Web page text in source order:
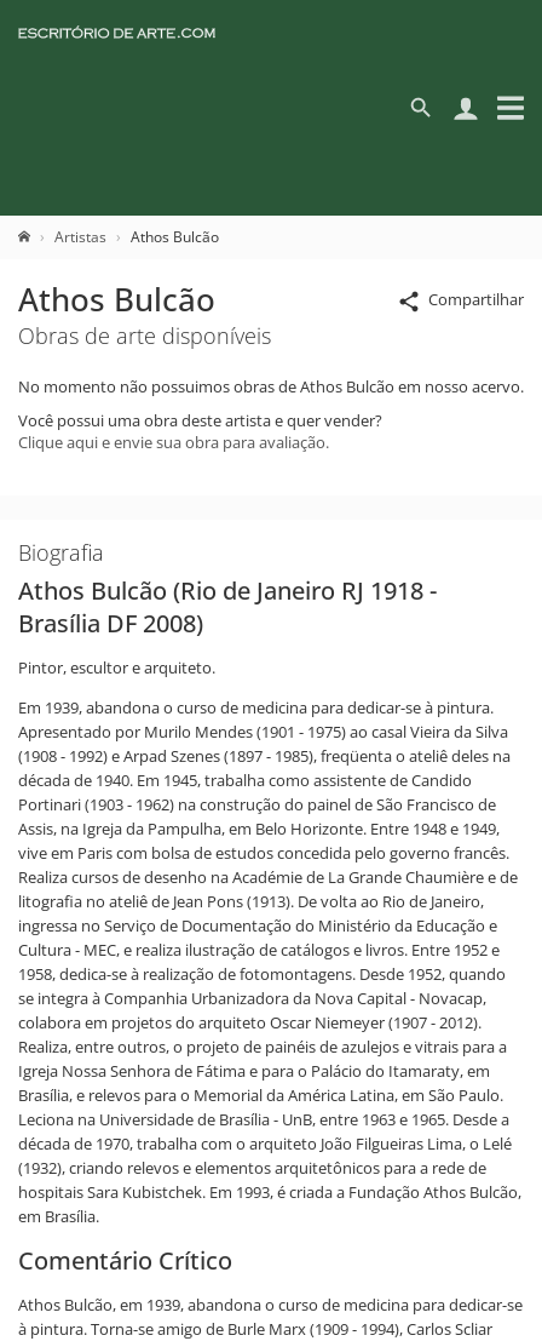
Artistas Athos Bulcão
Compartilhar
Athos Bulcão
Obras de arte disponíveis
No momento não possuimos obras de Athos Bulcão em nosso acervo.
Você possui uma obra deste artista e quer vender?
Clique aqui e envie sua obra para avaliação.
Biografia
Athos Bulcão (Rio de Janeiro RJ 1918 -
Brasília DF 2008)
Pintor, escultor e arquiteto.
Em 1939, abandona o curso de medicina para dedicar-se à pintura.
Apresentado por Murilo Mendes (1901 - 1975) ao casal Vieira da Silva
(1908 - 1992) e Arpad Szenes (1897 - 1985), freqüenta o ateliê deles na
década de 1940. Em 1945, trabalha como assistente de Candido
Portinari (1903 - 1962) na construção do painel de São Francisco de
Assis, na Igreja da Pampulha, em Belo Horizonte. Entre 1948 e 1949,
vive em Paris com bolsa de estudos concedida pelo governo francês.
Realiza cursos de desenho na Académie de La Grande Chaumière e de
litografia no ateliê de Jean Pons (1913). De volta ao Rio de Janeiro,
ingressa no Serviço de Documentação do Ministério da Educação e
Cultura - MEC, e realiza ilustração de catálogos e livros. Entre 1952 e
1958, dedica-se à realização de fotomontagens. Desde 1952, quando
se integra à Companhia Urbanizadora da Nova Capital - Novacap,
colabora em projetos do arquiteto Oscar Niemeyer (1907 - 2012).
Realiza, entre outros, o projeto de painéis de azulejos e vitrais para a
Igreja Nossa Senhora de Fátima e para o Palácio do Itamaraty, em
Brasília, e relevos para o Memorial da América Latina, em São Paulo.
Leciona na Universidade de Brasília - UnB, entre 1963 e 1965. Desde a
década de 1970, trabalha com o arquiteto João Filgueiras Lima, o Lelé
(1932), criando relevos e elementos arquitetônicos para a rede de
hospitais Sara Kubistchek. Em 1993, é criada a Fundação Athos Bulcão,
em Brasília.
Comentário Crítico
Athos Bulcão, em 1939, abandona o curso de medicina para dedicar-se
à pintura. Torna-se amigo de Burle Marx (1909 - 1994), Carlos Scliar